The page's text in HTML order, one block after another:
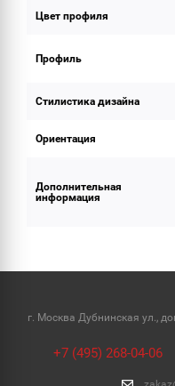
Цвет профиля
Профиль
Стилистика дизайна
Ориентация
Дополнительная
информация
г. Москва Дубнинская ул.,
+7 (495) 268-04-06